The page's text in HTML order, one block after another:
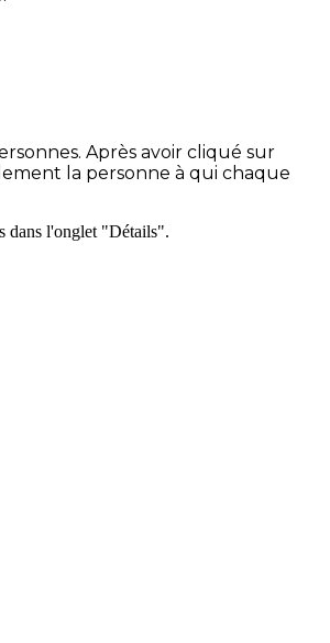
Après avoir cliqué sur
la personne à qui chaque
dans l'onglet "Détails".